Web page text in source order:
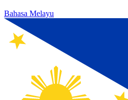
Bahasa Melayu